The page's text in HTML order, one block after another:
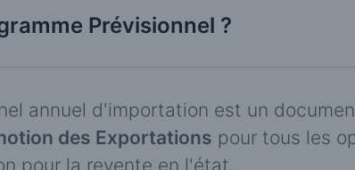
Prévisionnel ?
annuel d'importation est un
des Exportations pour tous les
pour la revente en l'état.